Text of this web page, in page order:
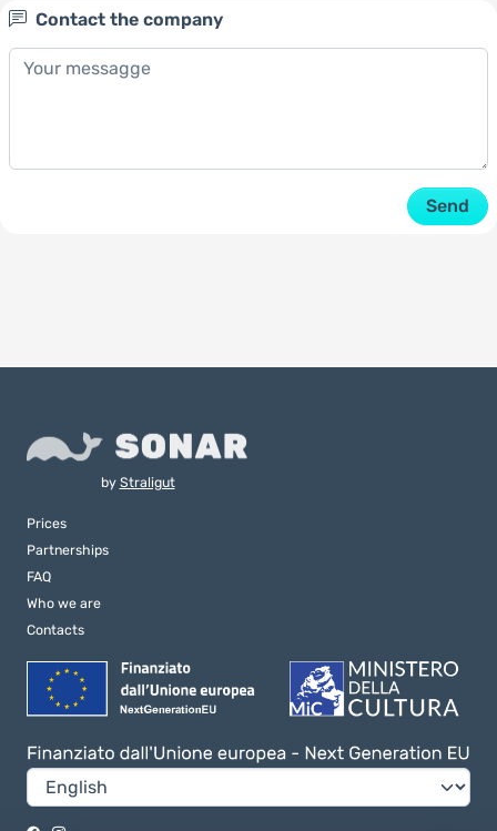
Contact the company
Send
by Straligut
Prices
Partnerships
FAQ
Who we are
Contacts